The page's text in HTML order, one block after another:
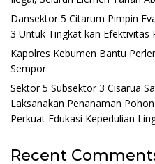
Dansektor 5 Citarum Pimpin
3 Untuk Tingkat kan Efektivitas
Kapolres Kebumen Bantu
Sempor
Sektor 5 Subsektor 3 Cisarua
Laksanakan Penanaman
Perkuat Edukasi Kepedulian
Recent